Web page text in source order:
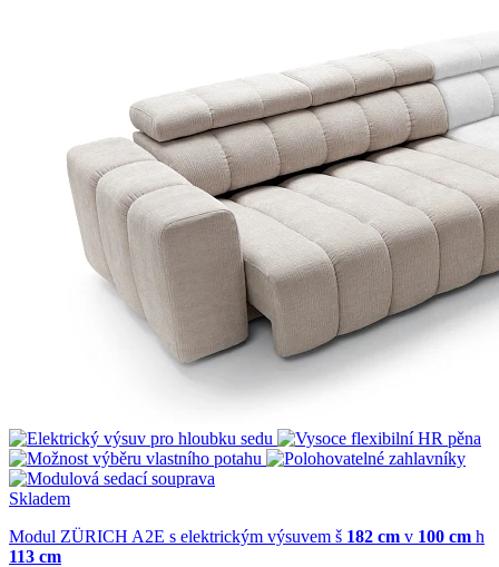
Skladem
Modul ZÜRICH A2E s elektrickým výsuvem š 182 cm v 100 cm h
113 cm